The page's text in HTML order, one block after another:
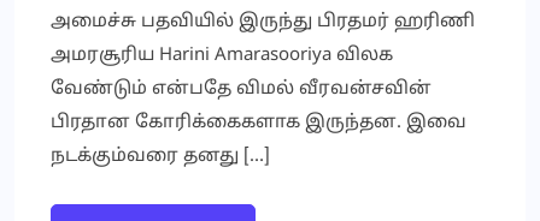
அமைச்சு பதவியில் இருந்து பிரதமர் ஹரிணி
அமரசூரிய Harini Amarasooriya விலக
வேண்டும் என்பதே விமல் வீரவன்சவின்
பிரதான கோரிக்கைகளாக இருந்தன. இவை
நடக்கும்வரை தனது […]